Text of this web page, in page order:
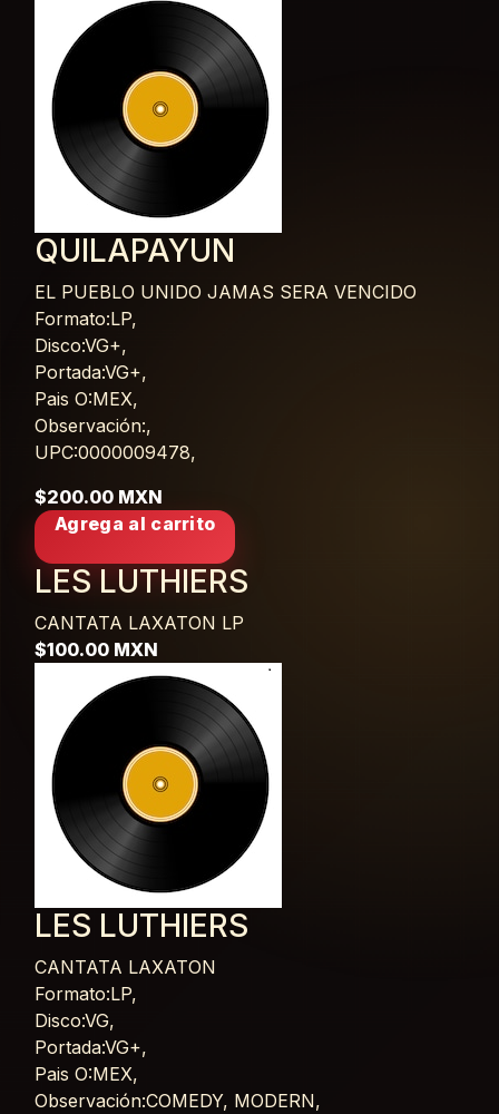
QUILAPAYUN
EL PUEBLO UNIDO JAMAS SERA VENCIDO
Card List Article
Formato:LP,
Disco:VG+,
Portada:VG+,
Pais O:MEX,
Observación:,
UPC:0000009478,
$200.00 MXN
Agrega al carrito
LES LUTHIERS
CANTATA LAXATON LP
$100.00 MXN
LES LUTHIERS
CANTATA LAXATON
Card List Article
Formato:LP,
Disco:VG,
Portada:VG+,
Pais O:MEX,
Observación:COMEDY, MODERN,